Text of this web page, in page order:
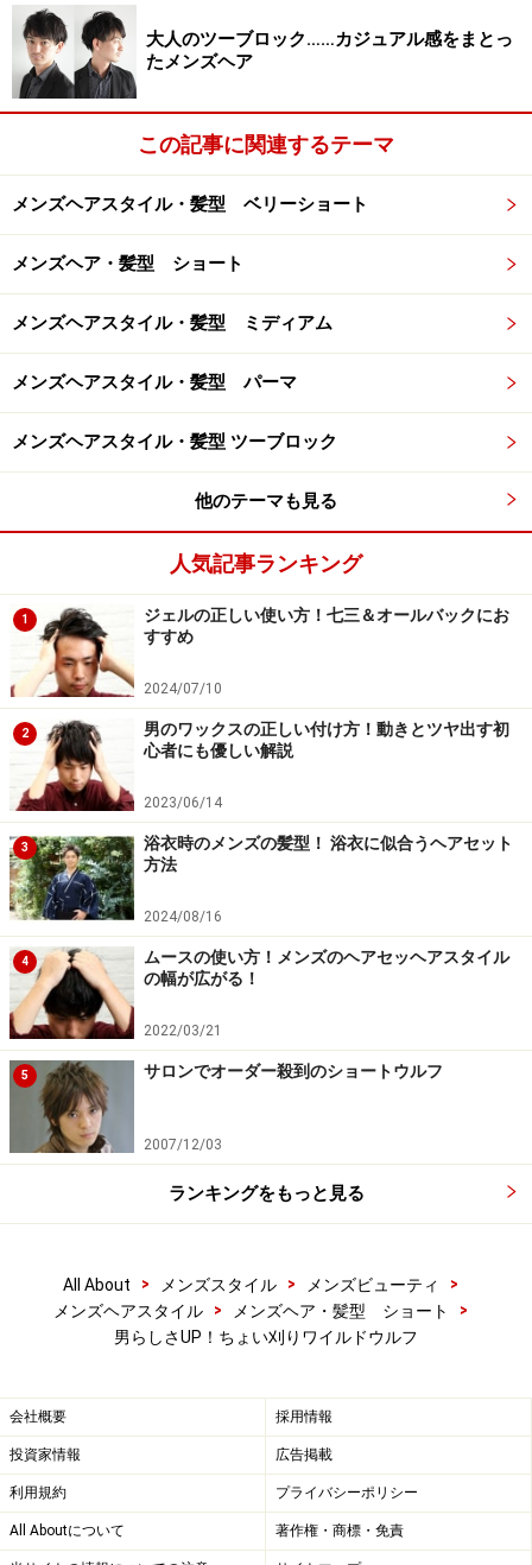
顔型・髪質
顔型：逆三角型 丸型 卵型
髪質：ややクセ～直毛
硬さ：やや柔らかい～硬い
紹介します。
1/ 2
大人のツーブロック……カジュアル感をまとっ
たメンズヘア
この記事に関連するテーマ
メンズヘアスタイル・髪型 ベリーショート
メンズヘア・髪型 ショート
メンズヘアスタイル・髪型 ミディアム
メンズヘアスタイル・髪型 パーマ
メンズヘアスタイル・髪型 ツーブロック
他のテーマも見る
人気記事ランキング
1
ジェルの正しい使い方！七三＆オールバックにお
すすめ
2024/07/10
2
男のワックスの正しい付け方！動きとツヤ出す初
心者にも優しい解説
2023/06/14
3
浴衣時のメンズの髪型！ 浴衣に似合うヘアセット
方法
2024/08/16
4
ムースの使い方！メンズのヘアセッヘアスタイル
の幅が広がる！
2022/03/21
5 サロンでオーダー殺到のショートウルフ
2007/12/03
ランキングをもっと見る
All About > メンズスタイル > メンズビューティ
>
メンズヘアスタイル
> メンズヘア・髪型 ショート
>
男らしさUP！ちょい刈りワイルドウルフ
会社概要 採用情報
投資家情報 広告掲載
利用規約 プライバシーポリシー
All Aboutについて 著作権・商標・免責